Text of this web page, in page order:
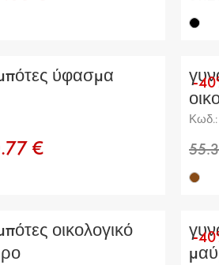
ύφασμα
€
-
οικολογικό
-